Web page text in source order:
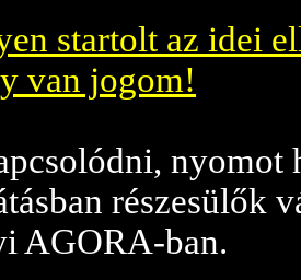
startolt az idei
van jogom!
nyomot
részesülők
AGORA-ban.